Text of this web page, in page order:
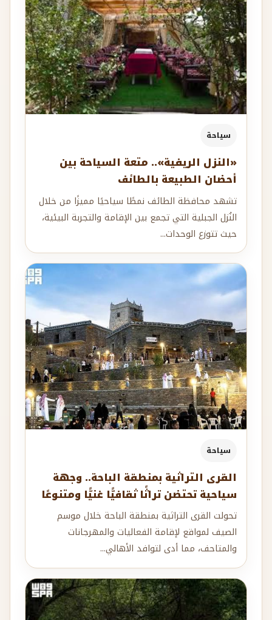
سياحة
«النزل الريفية».. متعة السياحة بين
أحضان الطبيعة بالطائف
تشهد محافظة الطائف نمطًا سياحيًا مميزًا من خلال
النُزل الجبلية التي تجمع بين الإقامة والتجربة البيئية،
حيث تتوزع الوحدات...
سياحة
القرى التراثية بمنطقة الباحة.. وجهة
سياحية تحتضن تراثًا ثقافيًّا غنيًّا ومتنوعًا
تحولت القرى التراثية بمنطقة الباحة خلال موسم
الصيف لمواقع لإقامة الفعاليات والمهرجانات
والمتاحف، مما أدى لتوافد الأهالي...